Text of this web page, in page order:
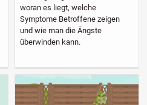
woran es liegt, welche
Symptome Betroffene zeigen
und wie man die Ängste
überwinden kann.